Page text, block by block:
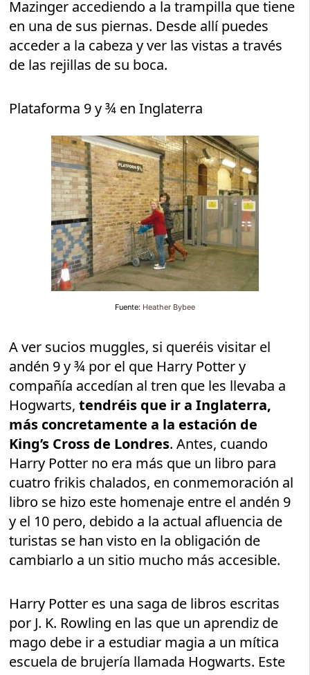
Mazinger accediendo a la trampilla que tiene
en una de sus piernas. Desde allí puedes
acceder a la cabeza y ver las vistas a través
de las rejillas de su boca.
Plataforma 9 y ¾ en Inglaterra
Fuente: Heather Bybee
A ver sucios muggles, si queréis visitar el
andén 9 y ¾ por el que Harry Potter y
compañía accedían al tren que les llevaba a
Hogwarts, tendréis que ir a Inglaterra,
más concretamente a la estación de
King’s Cross de Londres. Antes, cuando
Harry Potter no era más que un libro para
cuatro frikis chalados, en conmemoración al
libro se hizo este homenaje entre el andén 9
y el 10 pero, debido a la actual afluencia de
turistas se han visto en la obligación de
cambiarlo a un sitio mucho más accesible.
Harry Potter es una saga de libros escritas
por J. K. Rowling en las que un aprendiz de
mago debe ir a estudiar magia a un mítica
escuela de brujería llamada Hogwarts. Este